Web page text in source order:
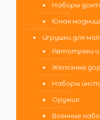
Наборы
Юная
Игрушки для
Автотреки и
Железные
Наборы
Оружие
Военные